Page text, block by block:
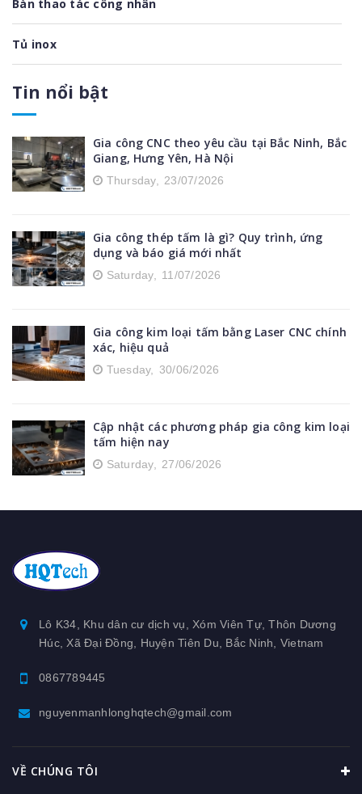
Bàn thao tác công nhân
Tủ inox
Xe đẩy inox
Tủ để đồ bằng inox
Phụ kiện nhôm định hình
Máng nước inox
Kệ inox
Băng tải nhôm định hình
Tin nổi bật
Gia công CNC theo yêu cầu tại Bắc Ninh, Bắc
Giang, Hưng Yên, Hà Nội
Thursday, 23/07/2026
Gia công thép tấm là gì? Quy trình, ứng
dụng và báo giá mới nhất
Saturday, 11/07/2026
Gia công kim loại tấm bằng Laser CNC chính
xác, hiệu quả
Tuesday, 30/06/2026
Cập nhật các phương pháp gia công kim loại
tấm hiện nay
Saturday, 27/06/2026
Lô K34, Khu dân cư dịch vụ, Xóm Viên Tự, Thôn Dương
Húc, Xã Đại Đồng, Huyện Tiên Du, Bắc Ninh, Vietnam
0867789445
nguyenmanhlonghqtech@gmail.com
VỀ CHÚNG TÔI